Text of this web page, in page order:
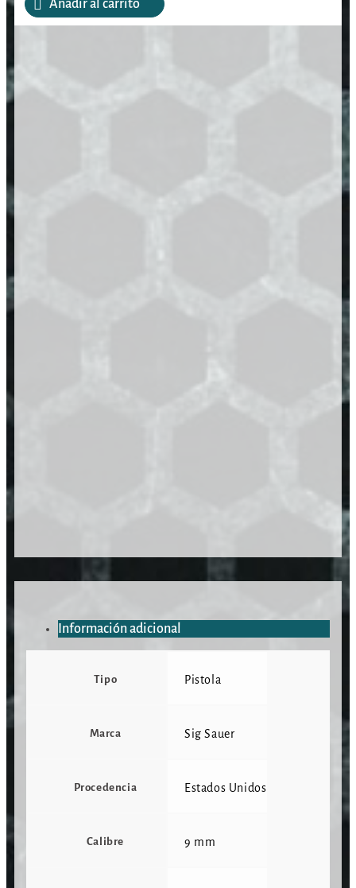
Añadir al carrito
Información adicional
Tipo Pistola
Marca Sig Sauer
Procedencia Estados Unidos
Calibre 9 mm